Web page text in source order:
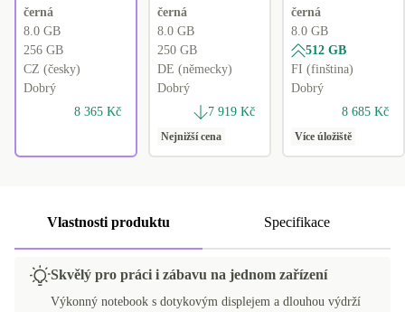
černá
8.0 GB
256 GB
CZ (česky)
Dobrý
8 365 Kč
černá
8.0 GB
250 GB
DE (německy)
Dobrý
7 919 Kč
Nejnižší cena
černá
8.0 GB
512 GB
FI (finština)
Dobrý
8 685 Kč
Více úložiště
Vlastnosti produktu Specifikace
Skvělý pro práci i zábavu na jednom zařízení
Výkonný notebook s dotykovým displejem a dlouhou výdrží